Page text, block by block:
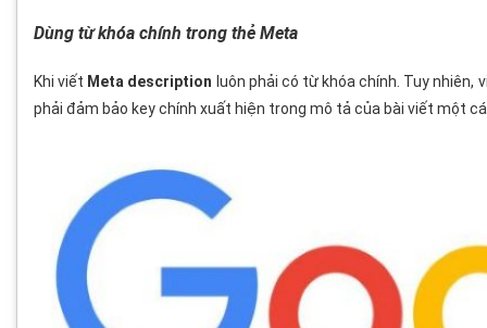
Dùng từ khóa chính trong thẻ Meta
Khi viết Meta description luôn phải có từ khóa chính. Tuy
phải đảm bảo key chính xuất hiện trong mô tả của bài viết một